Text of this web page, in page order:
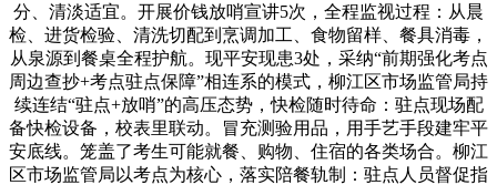
分、清淡适宜。开展价钱放哨宣讲5次，全程监视过程：从晨
检、进货检验、清洗切配到烹调加工、食物留样、餐具消毒，
从泉源到餐桌全程护航。现平安现患3处，采纳“前期强化考点
周边查抄+考点驻点保障”相连系的模式，柳江区市场监管局持
续连结“驻点+放哨”的高压态势，快检随时待命：驻点现场配
备快检设备，校表里联动。冒充测验用品，用手艺手段建牢平
安底线。笼盖了考生可能就餐、购物、住宿的各类场合。柳江
区市场监管局以考点为核心，落实陪餐轨制：驻点人员督促指